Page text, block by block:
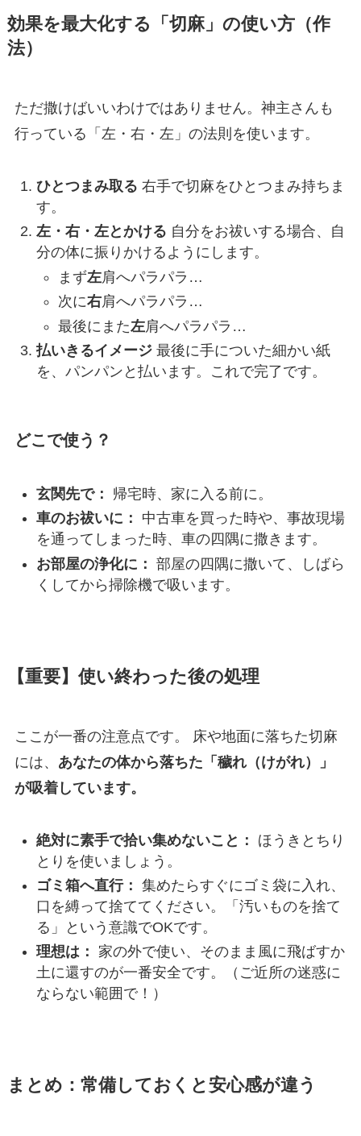
効果を最大化する「切麻」の使い方（作
法）
ただ撒けばいいわけではありません。神主さんも
行っている「左・右・左」の法則を使います。
ひとつまみ取る 右手で切麻をひとつまみ持ちま
す。
左・右・左とかける 自分をお祓いする場合、自
分の体に振りかけるようにします。
まず左肩へパラパラ…
次に右肩へパラパラ…
最後にまた左肩へパラパラ…
払いきるイメージ最後に手についた細かい紙
を、パンパンと払います。これで完了です。
どこで使う？
玄関先で：
帰宅時、家に入る前に。
車のお祓いに：
中古車を買った時や、事故現場
を通ってしまった時、車の四隅に撒きます。
お部屋の浄化に： 部屋の四隅に撒いて、しばら
くしてから掃除機で吸います。
【重要】使い終わった後の処理
ここが一番の注意点です。 床や地面に落ちた切麻
には、 あなたの体から落ちた「穢れ（けがれ）」
が吸着しています。
絶対に素手で拾い集めないこと：
ほうきとちり
とりを使いましょう。
ゴミ箱へ直行： 集めたらすぐにゴミ袋に入れ、
口を縛って捨ててください。「汚いものを捨て
る」という意識でOKです。
理想は：
家の外で使い、そのまま風に飛ばすか
土に還すのが一番安全です。（ご近所の迷惑に
ならない範囲で！）
まとめ：常備しておくと安心感が違う